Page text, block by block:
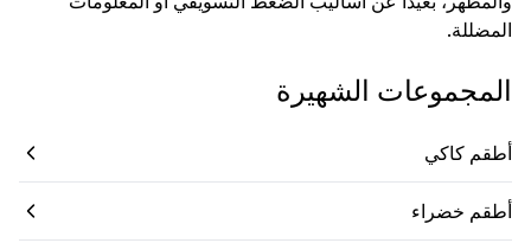
المضللة.
المجموعات الشهيرة
أطقم كاكي
أطقم خضراء